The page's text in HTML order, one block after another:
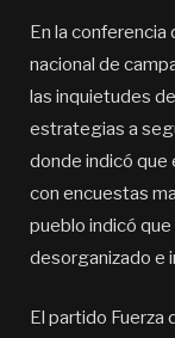
En la conferencia
nacional de
las inquietudes
estrategias a
donde indicó que
con encuestas
pueblo indicó
desorganizado e
El partido Fuerza